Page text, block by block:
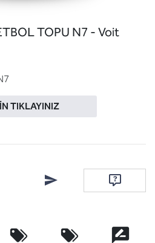
TOPU N7 - Voit
TIKLAYINIZ
listesine ekle
Arkadaşına e-posta ile
Soru sor